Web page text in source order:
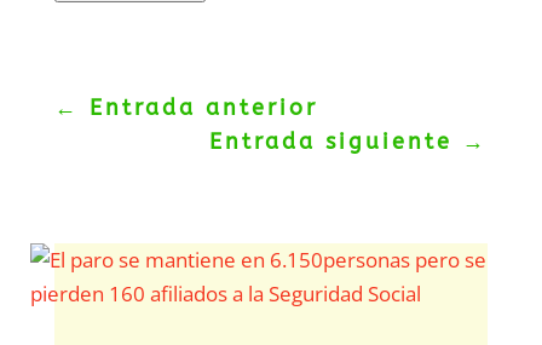
← Entrada anterior
Entrada siguiente
→